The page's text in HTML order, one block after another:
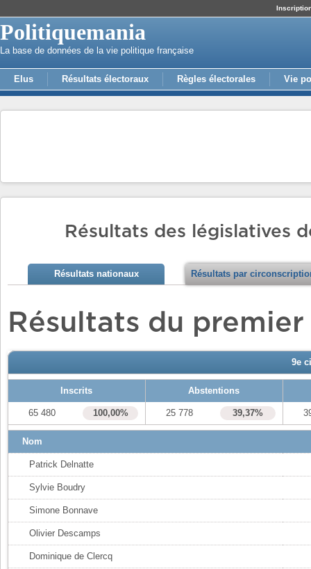
Politiquemania
La base de données de la vie politique française
Elus Résultats électoraux Règles électorales Vie
Résultats des législatives
Résultats nationaux Résultats par
Résultats du
9e
Inscrits Abstentions
65 480 100,00% 25 778 39,37%
Nom
Patrick Delnatte
Sylvie Boudry
Simone Bonnave
Olivier Descamps
Dominique de Clercq